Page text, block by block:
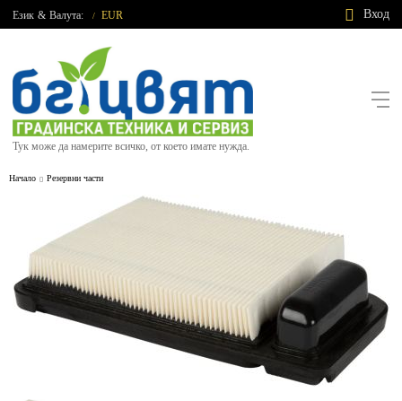
Език & Валута: / EUR Вход
Тук може да намерите всичко, от което имате нужда.
Начало Резервни части